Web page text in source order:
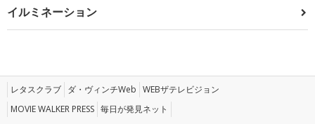
イルミネーション
レタスクラブ ダ・ヴィンチWeb WEBザテレビジョン
MOVIE WALKER PRESS 毎日が発見ネット